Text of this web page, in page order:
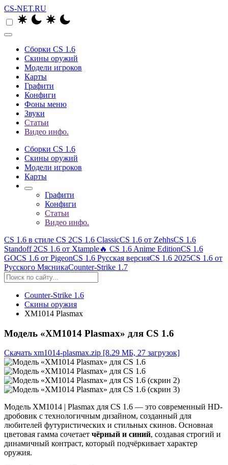
CS-NET.RU
Сборки CS 1.6
Скины оружий
Модели игроков
Карты
Графити
Конфиги
Фоны меню
Звуки
Статьи
Видео инфо.
Сборки CS 1.6
Скины оружий
Модели игроков
Карты
Графити
Конфиги
Статьи
Видео инфо.
CS 1.6 в стиле CS 2CS 1.6 ClassicCS 1.6 от ZehhsCS 1.6
Standoff 2CS 1.6 от Xtample🔥 CS 1.6 Anime EditionCS 1.6
GOCS 1.6 от PigeonCS 1.6 Русская версияCS 1.6 2025CS 1.6 от
Русского МясникаCounter-Strike 1.7
Counter-Strike 1.6
Скины оружия
XM1014 Plasmax
Модель «XM1014 Plasmax» для CS 1.6
Скачать xm1014-plasmax.zip [8.29 МБ, 27 загрузок]
Модель XM1014 | Plasmax для CS 1.6 — это современный HD-
дробовик с технологичным дизайном, созданный для
любителей футуристических и стильных скинов. Основная
цветовая гамма сочетает чёрный и синий, создавая строгий и
динамичный контраст, который подчёркивает характер
оружия.